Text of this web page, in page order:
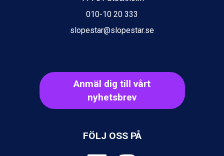
010-10 20 333
slopestar@slopestar.se
Anmäl dig till vårt
nyhetsbrev
FÖLJ OSS PÅ